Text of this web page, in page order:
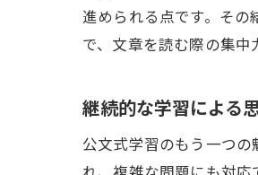
進められる点です。そ
で、文章を読む際の集中
継続的な学習による
公文式学習のもう一つ